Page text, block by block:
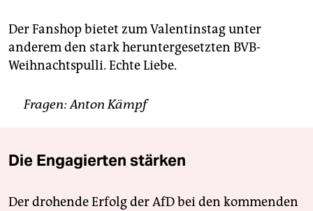
Der Fanshop bietet zum Valentinstag unter
anderem den stark heruntergesetzten BVB-
Weihnachtspulli. Echte Liebe.
Fragen: Anton Kämpf
Die Engagierten stärken
Der drohende Erfolg der AfD bei den kommenden